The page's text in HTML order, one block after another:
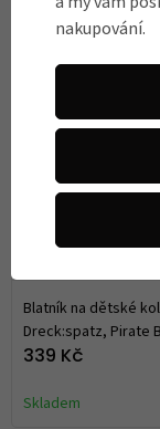
Skladem
Blatník na dětské
Dreck:spatz, Pirate
339 Kč
Skladem
nakupování.